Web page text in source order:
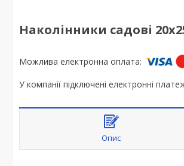
Наколінники садові
У компанії підключені електронні
Опис